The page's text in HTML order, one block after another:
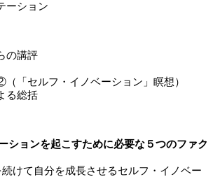
ーション
の講評
「セルフ・イノベーション」瞑想）
る総括
ションを起こすために必要な５つのファク
けて自分を成長させるセルフ・イノベー